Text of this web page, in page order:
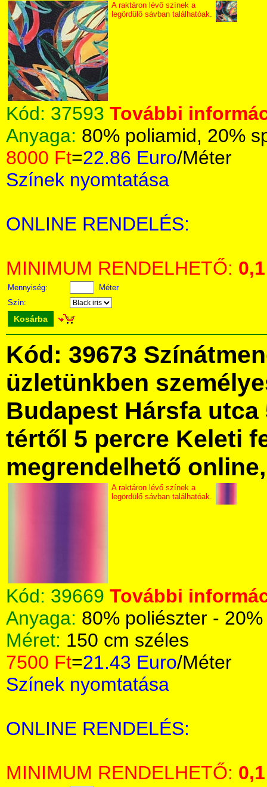
A raktáron lévő színek a
legördülő sávban találhatóak.
Kód: 37593 További
Anyaga: 80% poliamid, 20%
8000 Ft=22.86 Euro/Méter
Színek nyomtatása
ONLINE RENDELÉS:
MINIMUM RENDELHETŐ: 0,1
Mennyiség:
Méter
Szín:
Kosárba
Kód: 39673
üzletünkben
Budapest Hársfa utca
tértől 5 percre Keleti
megrendelhető
A raktáron lévő színek a
legördülő sávban találhatóak.
Kód: 39669 További
Anyaga: 80% poliészter -
Méret: 150 cm széles
7500 Ft=21.43 Euro/Méter
Színek nyomtatása
ONLINE RENDELÉS:
MINIMUM RENDELHETŐ: 0,1